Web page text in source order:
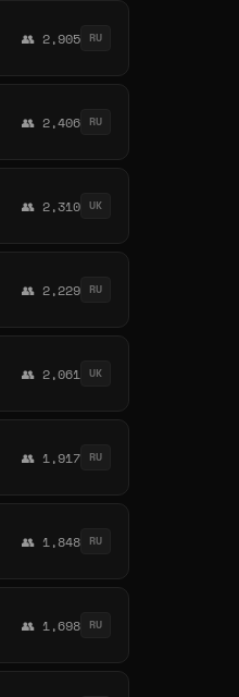
👥 2,905 RU
👥 2,406 RU
👥 2,310 UK
👥 2,229 RU
👥 2,061 UK
👥 1,917 RU
👥 1,848 RU
👥 1,698 RU